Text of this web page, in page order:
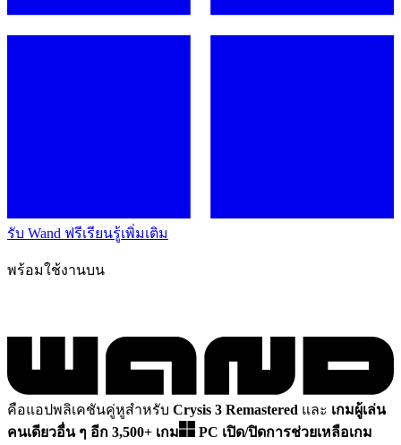
รับ Wand ฟรีเรียนรู้เพิ่มเติม
พร้อมใช้งานบน
คือแอปพลิเคชันคู่หูสำหรับ Crysis 3 Remastered และ เกมผู้เล่น
คนเดียวอื่น ๆ อีก 3,500+ เกม
PC เปิด/ปิดการช่วยเหลือเกม